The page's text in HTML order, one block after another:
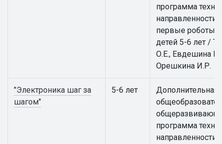
программа
направленности
первые роботы»
детей 5-6 лет /
О.Е., Евдешина
Орешкина И.Р.
"Электроника шаг за
шагом"
5-6 лет
Дополнительная
программа
направленности